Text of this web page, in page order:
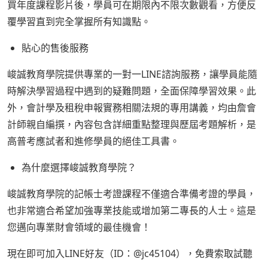
買年度課程影片後，學員可在期限內不限次數觀看，方便反
覆學習直到完全掌握所有知識點。
貼心的售後服務
峻誠教育學院提供專業的一對一LINE諮詢服務，讓學員能隨
時解決學習過程中遇到的疑難問題，全面保障學習效果。此
外，會計學及租稅申報實務相關法規的專用講義，均由詹會
計師親自編撰，內容包含詳細重點整理與歷屆考題解析，是
高普考應試者和進修學員的絕佳工具書。
為什麼選擇峻誠教育學院？
峻誠教育學院的記帳士考證課程不僅適合準備考證的學員，
也非常適合希望加強專業技能或增加第二專長的人士。這是
您邁向專業財會領域的最佳機會！
現在即可加入LINE好友（ID：@jc45104），免費索取試聽